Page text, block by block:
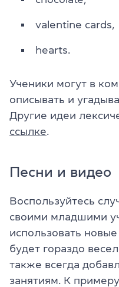
valentine cards,
hearts.
Ученики могут в
описывать и
Другие идеи
ссылке.
Песни и видео
Воспользуйтесь
своими младшими
использовать
будет гораздо
также всегда
занятиям. К